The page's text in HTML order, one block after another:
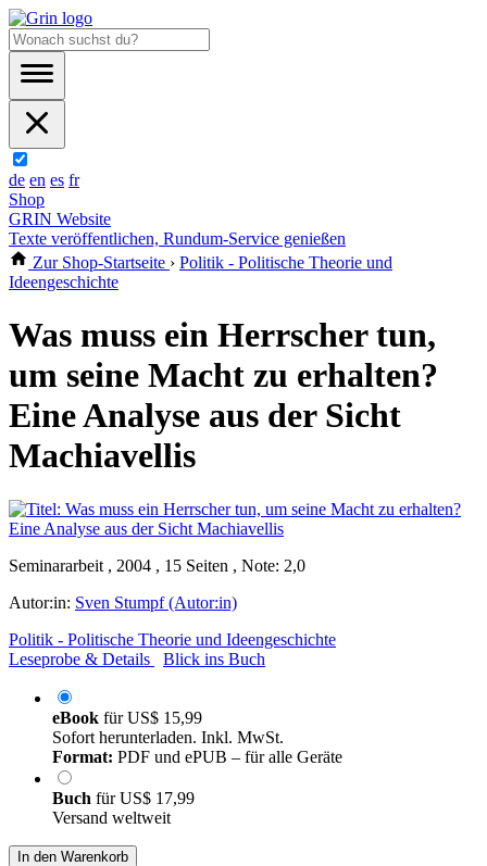
de en es fr
Shop
GRIN Website
Texte veröffentlichen, Rundum-Service genießen
Zur Shop-Startseite › Politik - Politische Theorie und
Ideengeschichte
Was muss ein Herrscher tun,
um seine Macht zu erhalten?
Eine Analyse aus der Sicht
Machiavellis
Seminararbeit , 2004 , 15 Seiten , Note: 2,0
Autor:in: Sven Stumpf (Autor:in)
Politik - Politische Theorie und Ideengeschichte
Leseprobe & Details
Blick ins Buch
eBook fürUS$ 15,99
Sofort herunterladen. Inkl. MwSt.
Format: PDF und ePUB – für alle Geräte
Buch fürUS$ 17,99
Versand weltweit
In den Warenkorb